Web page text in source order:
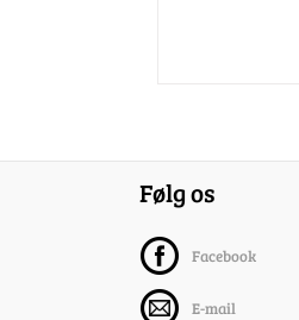
Følg os
Facebook
E-mail